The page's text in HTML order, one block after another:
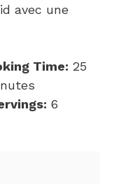
avec une
Time: 25
6